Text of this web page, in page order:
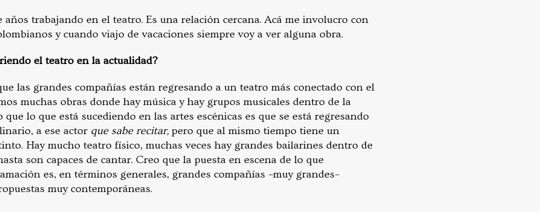
años trabajando en el teatro. Es una relación cercana. Acá me involucro con
y cuando viajo de vacaciones siempre voy a ver alguna obra.
el teatro en la actualidad?
las grandes compañías están regresando a un teatro más conectado con el
muchas obras donde hay música y hay grupos musicales dentro de la
que lo que está sucediendo en las artes escénicas es que se está regresando
a ese actor que sabe recitar, pero que al mismo tiempo tiene un
Hay mucho teatro físico, muchas veces hay grandes bailarines dentro de
son capaces de cantar. Creo que la puesta en escena de lo que
es, en términos generales, grandes compañías –muy grandes–
muy contemporáneas.